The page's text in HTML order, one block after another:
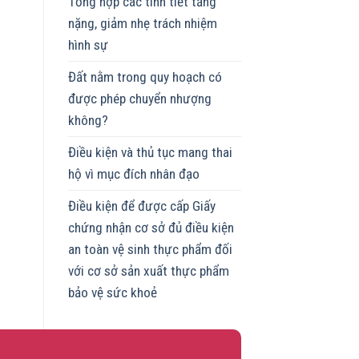
nặng, giảm nhẹ trách nhiệm
hình sự
Đất nằm trong quy hoạch có
được phép chuyển nhượng
không?
Điều kiện và thủ tục mang thai
hộ vì mục đích nhân đạo
Điều kiện để được cấp Giấy
chứng nhận cơ sở đủ điều kiện
an toàn vệ sinh thực phẩm đối
với cơ sở sản xuất thực phẩm
bảo vệ sức khoẻ